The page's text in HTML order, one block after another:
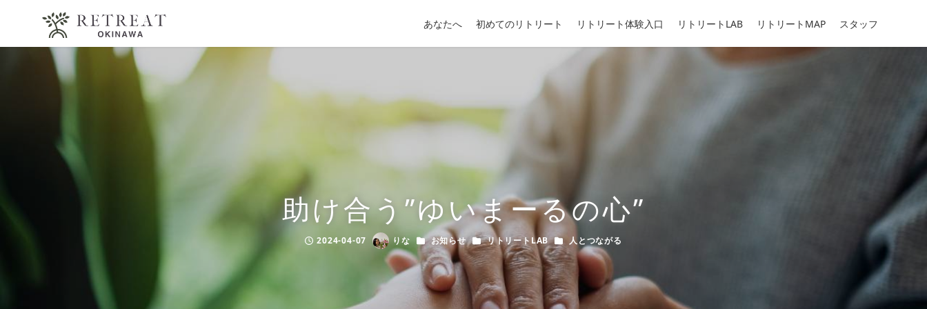
あなたへ 初めてのリトリート リトリート体験入口 リトリートLAB リトリートMAP スタッフ
助け合う”ゆいまーるの心”
Published
2024-04-07
Author
りな カテゴリー
お知らせ カテゴリー
リトリートLAB カテゴリー
人とつながる